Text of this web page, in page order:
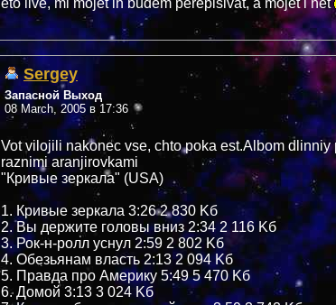
eto live, mi mojet ih budem perepisivat, a mojet i net
Sergey
Запасной Выход
08 March, 2005 в 17:36
Vot vilojili nakonec vse, chto poka est.Albom
raznimi aranjirovkami
"Кривые зеркала" (USA)
1. Кривые зеркала 3:26 2 830 Kб
2. Вы держите головы вниз 2:34 2 116 Kб
3. Рок-н-ролл уснул 2:59 2 802 Kб
4. Обезьянам власть 2:13 2 094 Kб
5. Правда про Америку 5:49 5 470 Kб
6. Домой 3:13 3 024 Kб